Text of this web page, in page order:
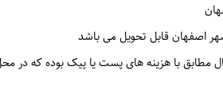
اصفهان قابل تحویل می باشد
مطابق با هزینه های پست یا پیک بوده که در